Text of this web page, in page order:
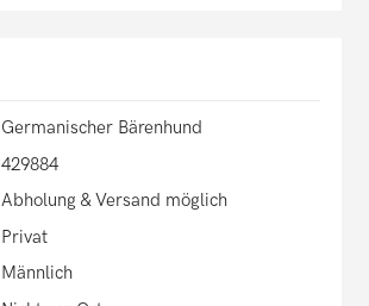
Germanischer Bärenhund
429884
Abholung & Versand möglich
Privat
Männlich